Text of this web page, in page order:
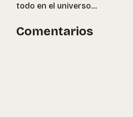
todo en el universo...
Comentarios